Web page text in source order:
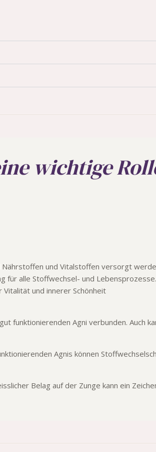
wichtige
und Vitalstoffen versorgt
für alle Stoffwechsel- und
und innerer Schönheit
funktionierenden Agni verbunden. Auch
Agnis können
Belag auf der Zunge kann ein